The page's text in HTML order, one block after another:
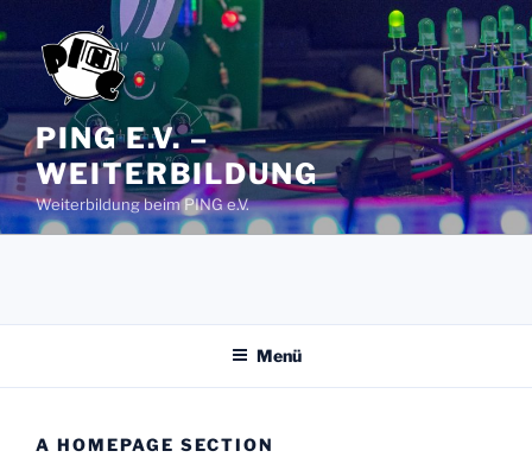
Inhalt
springen
PING E.V. –
WEITERBILDUNG
Weiterbildung beim PING e.V.
Menü
A HOMEPAGE SECTION